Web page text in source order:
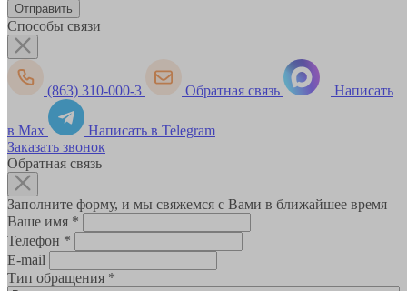
Способы связи
(863) 310-000-3 Обратная связь Написать
в Max
Написать в Telegram
Заказать звонок
Обратная связь
Заполните форму, и мы свяжемся с Вами в ближайшее время
Ваше имя *
Телефон *
E-mail
Тип обращения *